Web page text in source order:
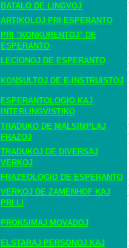
BATALO DE LINGVOJ
ARTIKOLOJ PRI ESPERANTO
PRI "KONKURENTOJ" DE
ESPERANTO
LECIONOJ DE ESPERANTO
KONSULTOJ DE E-INSTRUISTOJ
ESPERANTOLOGIO KAJ
INTERLINGVISTIKO
TRADUKO DE MALSIMPLAJ
FRAZOJ
TRADUKOJ DE DIVERSAJ
VERKOJ
FRAZEOLOGIO DE ESPERANTO
VERKOJ DE ZAMENHOF KAJ
PRI LI
PROKSIMAJ MOVADOJ
ELSTARAJ PERSONOJ KAJ